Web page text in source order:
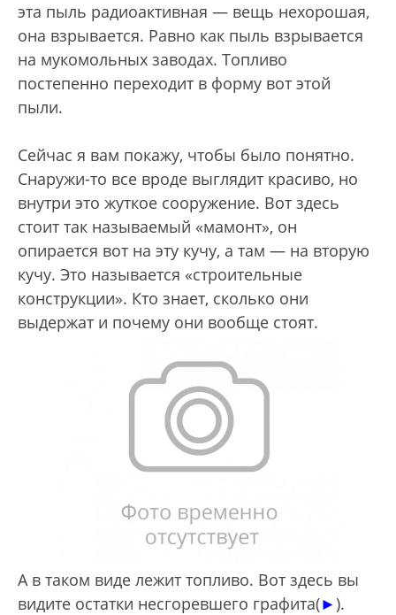
эта пыль радиоактивная — вещь нехорошая,
она взрывается. Равно как пыль взрывается
на мукомольных заводах. Топливо
постепенно переходит в форму вот этой
пыли.
Сейчас я вам покажу, чтобы было понятно.
Снаружи-то все вроде выглядит красиво, но
внутри это жуткое сооружение. Вот здесь
стоит так называемый «мамонт», он
опирается вот на эту кучу, а там — на вторую
кучу. Это называется «строительные
конструкции». Кто знает, сколько они
выдержат и почему они вообще стоят.
А в таком виде лежит топливо. Вот здесь вы
видите остатки несгоревшего графита(►).